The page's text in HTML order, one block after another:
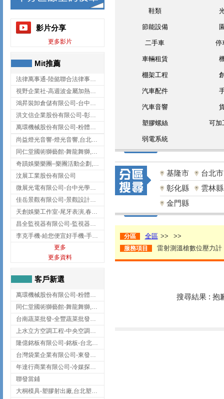
影片分享
更多影片
Mit推薦
法律萬事通-陸懿聯合法律事務所
視野企業社-高週波金屬加熱設備,彰化高週波金屬加熱設備
鴻昇裝卸倉儲有限公司-台中貨櫃裝卸
洪文信企業股份有限公司-彰化鋅合金鑄造,彰化五金加工,彰化五金配件
萬環機械股份有限公司-粉體塗裝設備,輸送機,輸送機設備,台南輸送機
尚益燈光音響-燈光音響,台北燈光音響,台北燈光音響出租
同仁堂國術獅藝館-舞龍舞獅,台中舞龍舞獅
奇蹟娛樂樂團–樂團活動企劃,台中樂團表演,台中婚禮樂團
汶展工業股份有限公司
微展光電有限公司-台中光學鍍膜,optical filter taiwan,台灣光學鍍膜
佳岳景觀有限公司-景觀設計公司,台北景觀設計,台北景觀工程,中山區景觀設計
天創娛樂工作室-尾牙表演,春酒表演,板橋尾牙表演
昌全監視器有限公司-監視器安裝,高雄監視器安裝,鳳山區監視器安裝
李克手機-給您便宜好手機-手機收購,屏東手機收購
更多
更多資料
客戶新選
萬環機械股份有限公司-粉體塗裝設備,輸送機,輸送機設備,台南輸送機
同仁堂國術獅藝館-舞龍舞獅,台中舞龍舞獅
台南蔬菜批發-全豐蔬菜批發專送/台南蔬菜箱宅配到府
上水立方空調工程-中央空調規劃,台北中央空調規劃
隆億銘板有限公司-銘板-台北銘板-板橋銘板
台灣袋業企業有限公司-東發企業社/台中太空袋/太空包
年達行商業有限公司-冷媒探漏儀,壓力錶組,真空泵浦,台北冷凍空調材料
聯發當鋪
大桐模具-塑膠射出廠,台北塑膠射出廠
鞋類
節能設備
二手車 停
車輛租賃
棚架工程
汽車配件
汽車音響
塑膠螺絲 可加
弱電系統
基隆市
台北市
彰化縣
雲林縣
金門縣
分區 全區 >> >>
服務項目 雷射測溫槍數位壓力計
搜尋結果 : 抱